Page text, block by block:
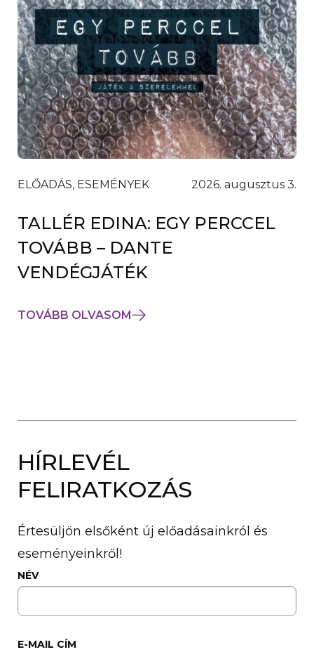
ELŐADÁS, ESEMÉNYEK 2026. augusztus 3.
TALLÉR EDINA: EGY PERCCEL
TOVÁBB – DANTE
VENDÉGJÁTÉK
TOVÁBB OLVASOM
HÍRLEVÉL
FELIRATKOZÁS
Értesüljön elsőként új előadásainkról és
eseményeinkről!
NÉV
E-MAIL CÍM